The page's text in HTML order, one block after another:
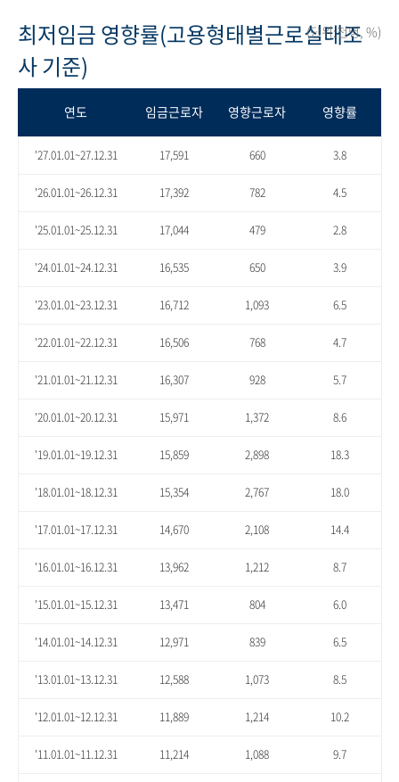
최저임금 영향률(고용형태별근로실태조
사 기준)
(단위:천명, %)
연도 임금근로자 영향근로자 영향률
'27.01.01~27.12.31 17,591 660 3.8
'26.01.01~26.12.31 17,392 782 4.5
'25.01.01~25.12.31 17,044 479 2.8
'24.01.01~24.12.31 16,535 650 3.9
'23.01.01~23.12.31 16,712 1,093 6.5
'22.01.01~22.12.31 16,506 768 4.7
'21.01.01~21.12.31 16,307 928 5.7
'20.01.01~20.12.31 15,971 1,372 8.6
'19.01.01~19.12.31 15,859 2,898 18.3
'18.01.01~18.12.31 15,354 2,767 18.0
'17.01.01~17.12.31 14,670 2,108 14.4
'16.01.01~16.12.31 13,962 1,212 8.7
'15.01.01~15.12.31 13,471 804 6.0
'14.01.01~14.12.31 12,971 839 6.5
'13.01.01~13.12.31 12,588 1,073 8.5
'12.01.01~12.12.31 11,889 1,214 10.2
'11.01.01~11.12.31 11,214 1,088 9.7